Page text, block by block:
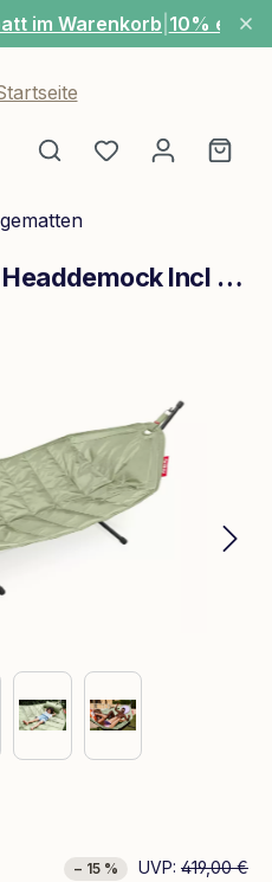
im Warenkorb 10% extra
Du hast 0
fatboy Hängematte Headdemock Incl Rack Black
− 15 % UVP: 419,00 €